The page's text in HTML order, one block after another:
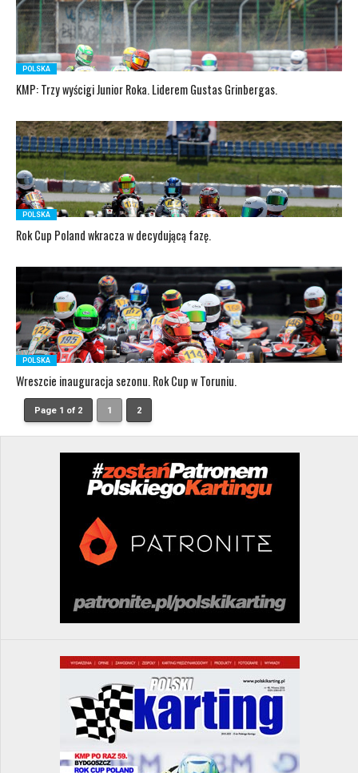
POLSKA
KMP: Trzy wyścigi Junior Roka. Liderem Gustas Grinbergas.
POLSKA
Rok Cup Poland wkracza w decydującą fazę.
POLSKA
Wreszcie inauguracja sezonu. Rok Cup w Toruniu.
Page 1 of 2 1 2